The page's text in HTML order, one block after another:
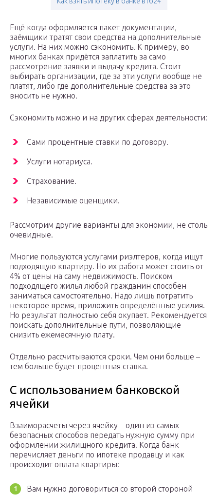
Ещё когда оформляется пакет документации,
заёмщики тратят свои средства на дополнительные
услуги. На них можно сэкономить. К примеру, во
многих банках придётся заплатить за само
рассмотрение заявки и выдачу кредита. Стоит
выбирать организации, где за эти услуги вообще не
платят, либо где дополнительные средства за это
вносить не нужно.
Сэкономить можно и на других сферах деятельности:
Сами процентные ставки по договору.
Услуги нотариуса.
Страхование.
Независимые оценщики.
Рассмотрим другие варианты для экономии, не столь
очевидные.
Многие пользуются услугами риэлтеров, когда ищут
подходящую квартиру. Но их работа может стоить от
4% от цены на саму недвижимость. Поиском
подходящего жилья любой гражданин способен
заниматься самостоятельно. Надо лишь потратить
некоторое время, приложить определённые усилия.
Но результат полностью себя окупает. Рекомендуется
поискать дополнительные пути, позволяющие
снизить ежемесячную плату.
Отдельно рассчитываются сроки. Чем они больше –
тем больше будет процентная ставка.
С использованием банковской
ячейки
Взаиморасчеты через ячейку – один из самых
безопасных способов передать нужную сумму при
оформлении жилищного кредита. Когда банк
перечисляет деньги по ипотеке продавцу и как
происходит оплата квартиры:
Вам нужно договориться со второй стороной